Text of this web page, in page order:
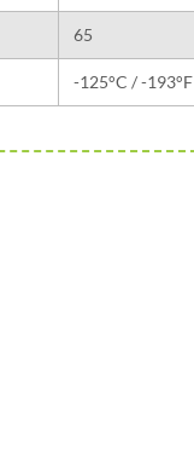
65
-125°C / -193°F